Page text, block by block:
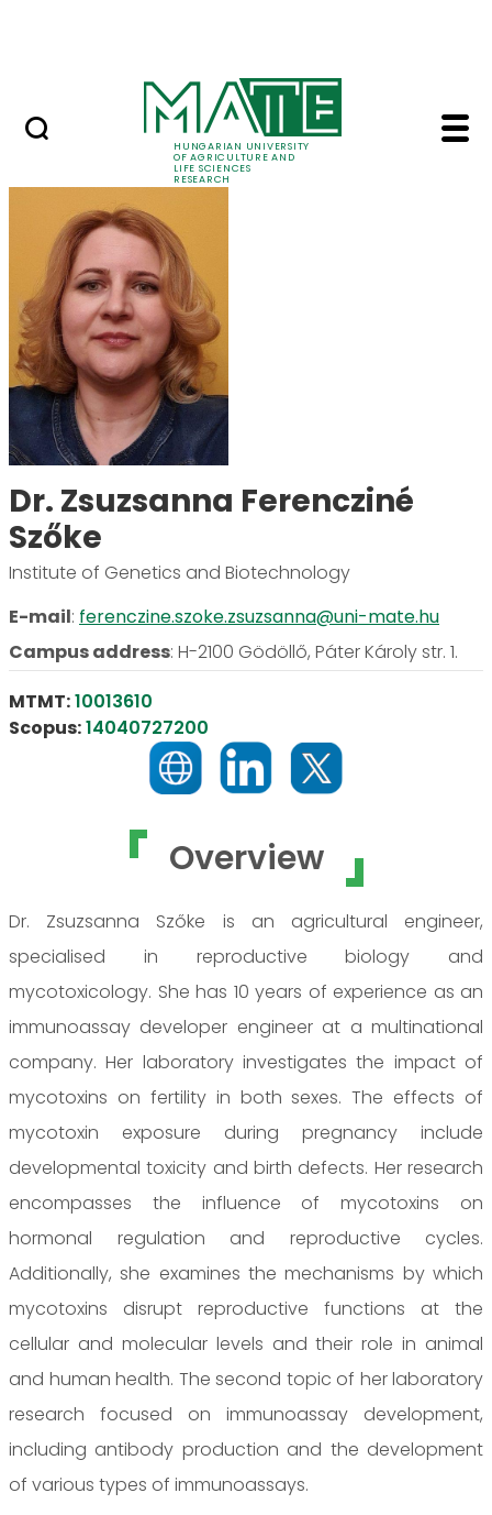
HUNGARIAN UNIVERSITY
OF AGRICULTURE AND
LIFE SCIENCES
RESEARCH
Dr. Zsuzsanna
Overview
Dr. Zsuzsanna Szőke is an agricultural engineer,
specialised in reproductive biology and
mycotoxicology. She has 10 years of experience as an
immunoassay developer engineer at a multinational
company. Her laboratory investigates the impact of
mycotoxins on fertility in both sexes. The effects of
mycotoxin exposure during pregnancy include
developmental toxicity and birth defects. Her research
encompasses the influence of mycotoxins on
hormonal regulation and reproductive cycles.
Additionally, she examines the mechanisms by which
mycotoxins disrupt reproductive functions at the
cellular and molecular levels and their role in animal
and human health. The second topic of her laboratory
research focused on immunoassay development,
including antibody production and the development
of various types of immunoassays.
Dr. Zsuzsanna Ferencziné
Szőke
Institute of Genetics and Biotechnology
E-mail: ferenczine.szoke.zsuzsanna@uni-mate.hu
Campus address: H-2100 Gödöllő, Páter Károly str. 1.
MTMT:10013610
Scopus:14040727200